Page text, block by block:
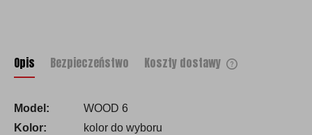
Opis Bezpieczeństwo Koszty dostawy
Model:
WOOD 6
Kolor:
kolor do wyboru